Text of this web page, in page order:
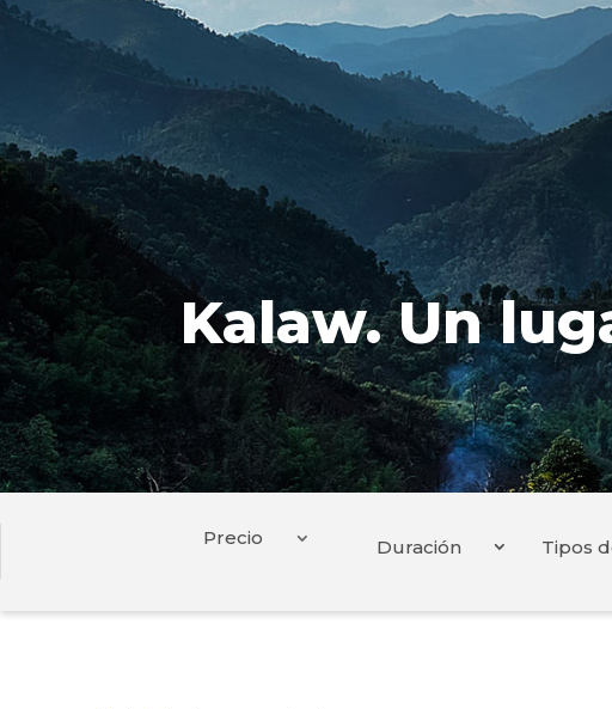
Kalaw. Un
Duración Tipos